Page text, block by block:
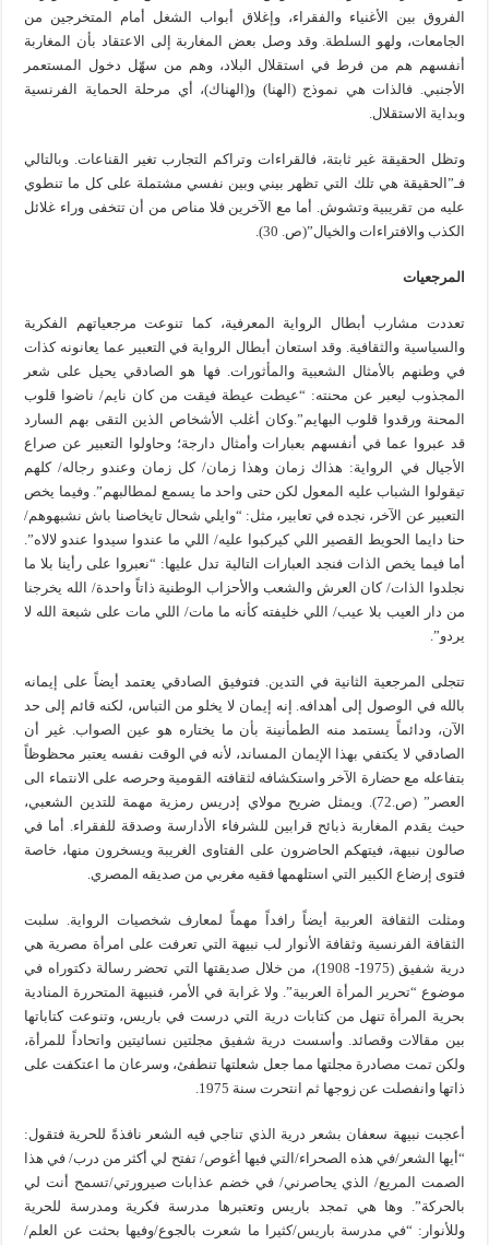
الفروق بين الأغنياء والفقراء، وإغلاق أبواب الشغل أمام المتخرجين من
الجامعات، ولهو السلطة. وقد وصل بعض المغاربة إلى الاعتقاد بأن المغاربة
أنفسهم هم من فرط في استقلال البلاد، وهم من سهّل دخول المستعمر
الأجنبي. فالذات هي نموذج (الهنا) و(الهناك)، أي مرحلة الحماية الفرنسية
وبداية الاستقلال.
وتظل الحقيقة غير ثابتة، فالقراءات وتراكم التجارب تغير القناعات. وبالتالي
فـ”الحقيقة هي تلك التي تظهر بيني وبين نفسي مشتملة على كل ما تنطوي
عليه من تقريبية وتشوش. أما مع الآخرين فلا مناص من أن تتخفى وراء غلائل
الكذب والافتراءات والخيال”(ص. 30).
المرجعيات
تعددت مشارب أبطال الرواية المعرفية، كما تنوعت مرجعياتهم الفكرية
والسياسية والثقافية. وقد استعان أبطال الرواية في التعبير عما يعانونه كذات
في وطنهم بالأمثال الشعبية والمأثورات. فها هو الصادقي يحيل على شعر
المجذوب ليعبر عن محنته: “عيطت عيطة فيقت من كان نايم/ ناضوا قلوب
المحنة ورقدوا قلوب البهايم”.وكان أغلب الأشخاص الذين التقى بهم السارد
قد عبروا عما في أنفسهم بعبارات وأمثال دارجة؛ وحاولوا التعبير عن صراع
الأجيال في الرواية: هذاك زمان وهذا زمان/ كل زمان وعندو رجاله/ كلهم
تيقولوا الشباب عليه المعول لكن حتى واحد ما يسمع لمطالبهم”. وفيما يخص
التعبير عن الآخر، نجده في تعابير، مثل: “وايلي شحال تايخاصنا باش نشبهوهم/
حنا دايما الحويط القصير اللي كيركبوا عليه/ اللي ما عندوا سيدوا عندو لالاه”.
أما فيما يخص الذات فنجد العبارات التالية تدل عليها: “نعبروا على رأينا بلا ما
نجلدوا الذات/ كان العرش والشعب والأحزاب الوطنية ذاتاً واحدة/ الله يخرجنا
من دار العيب بلا عيب/ اللي خليفته كأنه ما مات/ اللي مات على شبعة الله لا
يردو”.
تتجلى المرجعية الثانية في التدين. فتوفيق الصادقي يعتمد أيضاً على إيمانه
بالله في الوصول إلى أهدافه. إنه إيمان لا يخلو من التباس، لكنه قائم إلى حد
الآن، ودائماً يستمد منه الطمأنينة بأن ما يختاره هو عين الصواب. غير أن
الصادقي لا يكتفي بهذا الإيمان المساند، لأنه في الوقت نفسه يعتبر محظوظاً
بتفاعله مع حضارة الآخر واستكشافه لثقافته القومية وحرصه على الانتماء الى
العصر” (ص.72). ويمثل ضريح مولاي إدريس رمزية مهمة للتدين الشعبي،
حيث يقدم المغاربة ذبائح قرابين للشرفاء الأدارسة وصدقة للفقراء. أما في
صالون نبيهة، فيتهكم الحاضرون على الفتاوى الغريبة ويسخرون منها، خاصة
فتوى إرضاع الكبير التي استلهمها فقيه مغربي من صديقه المصري.
ومثلت الثقافة العربية أيضاً رافداً مهماً لمعارف شخصيات الرواية. سلبت
الثقافة الفرنسية وثقافة الأنوار لب نبيهة التي تعرفت على امرأة مصرية هي
درية شفيق (1975- 1908)، من خلال صديقتها التي تحضر رسالة دكتوراه في
موضوع “تحرير المرأة العربية”. ولا غرابة في الأمر، فنبيهة المتحررة المنادية
بحرية المرأة تنهل من كتابات درية التي درست في باريس، وتنوعت كتاباتها
بين مقالات وقصائد. وأسست درية شفيق مجلتين نسائيتين واتحاداً للمرأة،
ولكن تمت مصادرة مجلتها مما جعل شعلتها تنطفئ، وسرعان ما اعتكفت على
ذاتها وانفصلت عن زوجها ثم انتحرت سنة 1975.
أعجبت نبيهة سعفان بشعر درية الذي تناجي فيه الشعر نافذةً للحرية فتقول:
“أيها الشعر/في هذه الصحراء/التي فيها أغوص/ تفتح لي أكثر من درب/ في هذا
الصمت المريع/ الذي يحاصرني/ في خضم عذابات صيرورتي/تسمح أنت لي
بالحركة”. وها هي تمجد باريس وتعتبرها مدرسة فكرية ومدرسة للحرية
وللأنوار: “في مدرسة باريس/كثيرا ما شعرت بالجوع/وفيها بحثت عن العلم/